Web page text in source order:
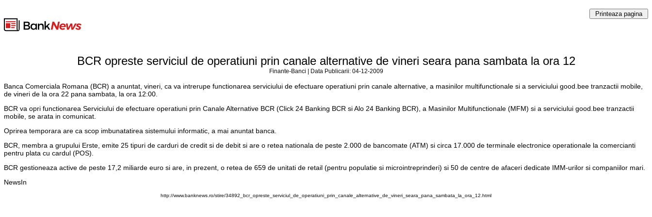
BCR opreste serviciul de operatiuni prin canale alternative de vineri seara pana sambata la ora 12
Finante-Banci | Data Publicarii: 04-12-2009
Banca Comerciala Romana (BCR) a anuntat, vineri, ca va intrerupe functionarea serviciului de efectuare operatiuni prin canale alternative, a masinilor multifunctionale si a serviciului good.bee tranzactii mobile,
de vineri de la ora 22 pana sambata, la ora 12:00.
BCR va opri functionarea Serviciului de efectuare operatiuni prin Canale Alternative BCR (Click 24 Banking BCR si Alo 24 Banking BCR), a Masinilor Multifunctionale (MFM) si a serviciului good.bee tranzactii
mobile, se arata in comunicat.
Oprirea temporara are ca scop imbunatatirea sistemului informatic, a mai anuntat banca.
BCR, membra a grupului Erste, emite 25 tipuri de carduri de credit si de debit si are o retea nationala de peste 2.000 de bancomate (ATM) si circa 17.000 de terminale electronice operationale la comercianti
pentru plata cu cardul (POS).
BCR gestioneaza active de peste 17,2 miliarde euro si are, in prezent, o retea de 659 de unitati de retail (pentru populatie si microintreprinderi) si 50 de centre de afaceri dedicate IMM-urilor si companiilor mari.
NewsIn
http://www.banknews.ro/stire/34892_bcr_opreste_serviciul_de_operatiuni_prin_canale_alternative_de_vineri_seara_pana_sambata_la_ora_12.html